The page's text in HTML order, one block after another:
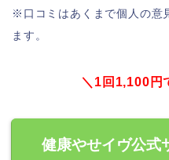
※口コミはあくまで個人の意
ます。
＼1回1,100円
健康やせイヴ公式